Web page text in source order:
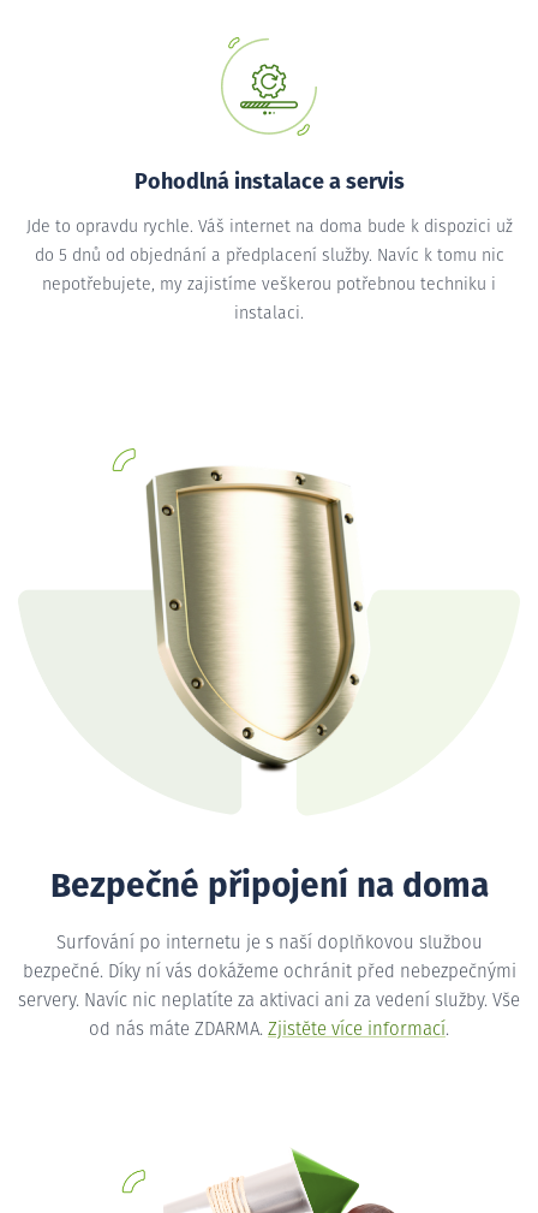
Pohodlná instalace a servis
Jde to opravdu rychle. Váš internet na doma bude k dispozici už
do 5 dnů od objednání a předplacení služby. Navíc k tomu nic
nepotřebujete, my zajistíme veškerou potřebnou techniku i
instalaci.
Bezpečné připojení na doma
Surfování po internetu je s naší doplňkovou službou
bezpečné. Díky ní vás dokážeme ochránit před nebezpečnými
servery. Navíc nic neplatíte za aktivaci ani za vedení služby. Vše
od nás máte ZDARMA. Zjistěte více informací.